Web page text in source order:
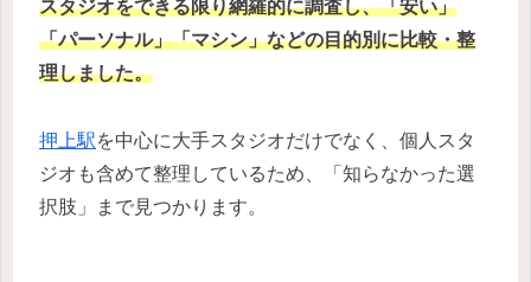
スタジオをできる限り網羅的に調査し、「安い」
「パーソナル」「マシン」などの目的別に比較・整
理しました。
押上駅を中心に大手スタジオだけでなく、個人スタ
ジオも含めて整理しているため、「知らなかった選
択肢」まで見つかります。